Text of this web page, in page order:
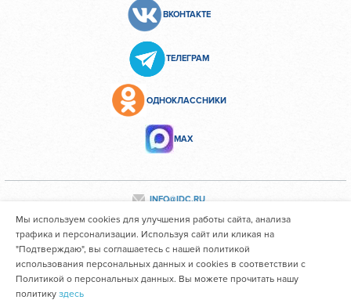
ВКОНТАКТЕ
ТЕЛЕГРАМ
ОДНОКЛАССНИКИ
МАХ
INFO@IDC.RU
Все персональные данные сотрудников размещены с их
согласия
Областное государственное автономное учреждение
Мы используем cookies для улучшения работы сайта, анализа
трафика и персонализации. Используя сайт или кликая на
"Подтверждаю", вы соглашаетесь с нашей политикой
использования персональных данных и cookies в соответствии с
Политикой о персональных данных. Вы можете прочитать нашу
политику здесь